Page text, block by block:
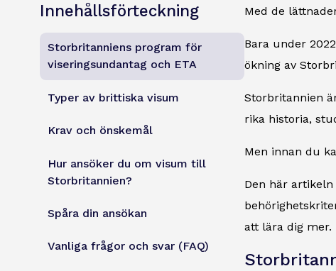
Innehållsförteckning
Storbritanniens program för
viseringsundantag och ETA
Typer av brittiska visum
Krav och önskemål
Hur ansöker du om visum till
Storbritannien?
Spåra din ansökan
Vanliga frågor och svar (FAQ)
Med de
Bara under
ökning av
Storbritannien
rika historia,
Men innan du
Den här
att lära dig mer.